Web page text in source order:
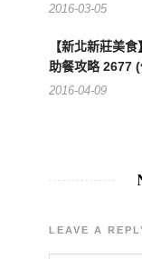
2016-03-05
【新北新莊美
助餐攻略 2677
2016-04-09
LEAVE A